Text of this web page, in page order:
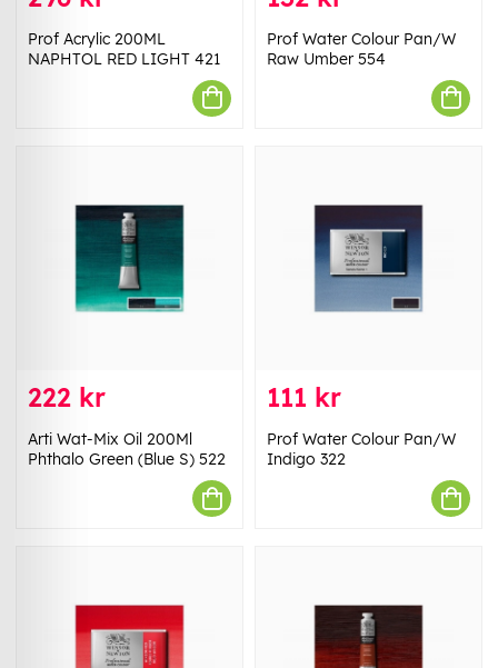
Prof Acrylic 200ML
NAPHTOL RED LIGHT 421
Prof Water Colour Pan/W
Raw Umber 554
222 kr
Arti Wat-Mix Oil 200Ml
Phthalo Green (Blue S) 522
111 kr
Prof Water Colour Pan/W
Indigo 322